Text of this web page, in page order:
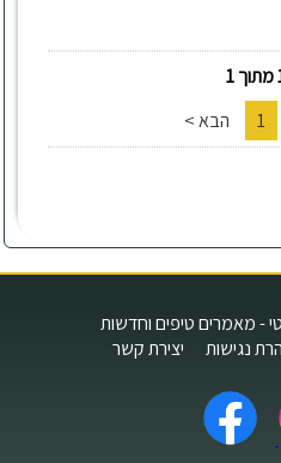
1 הבא >
- מאמרים טיפים וחדשות
נגישות יצירת קשר